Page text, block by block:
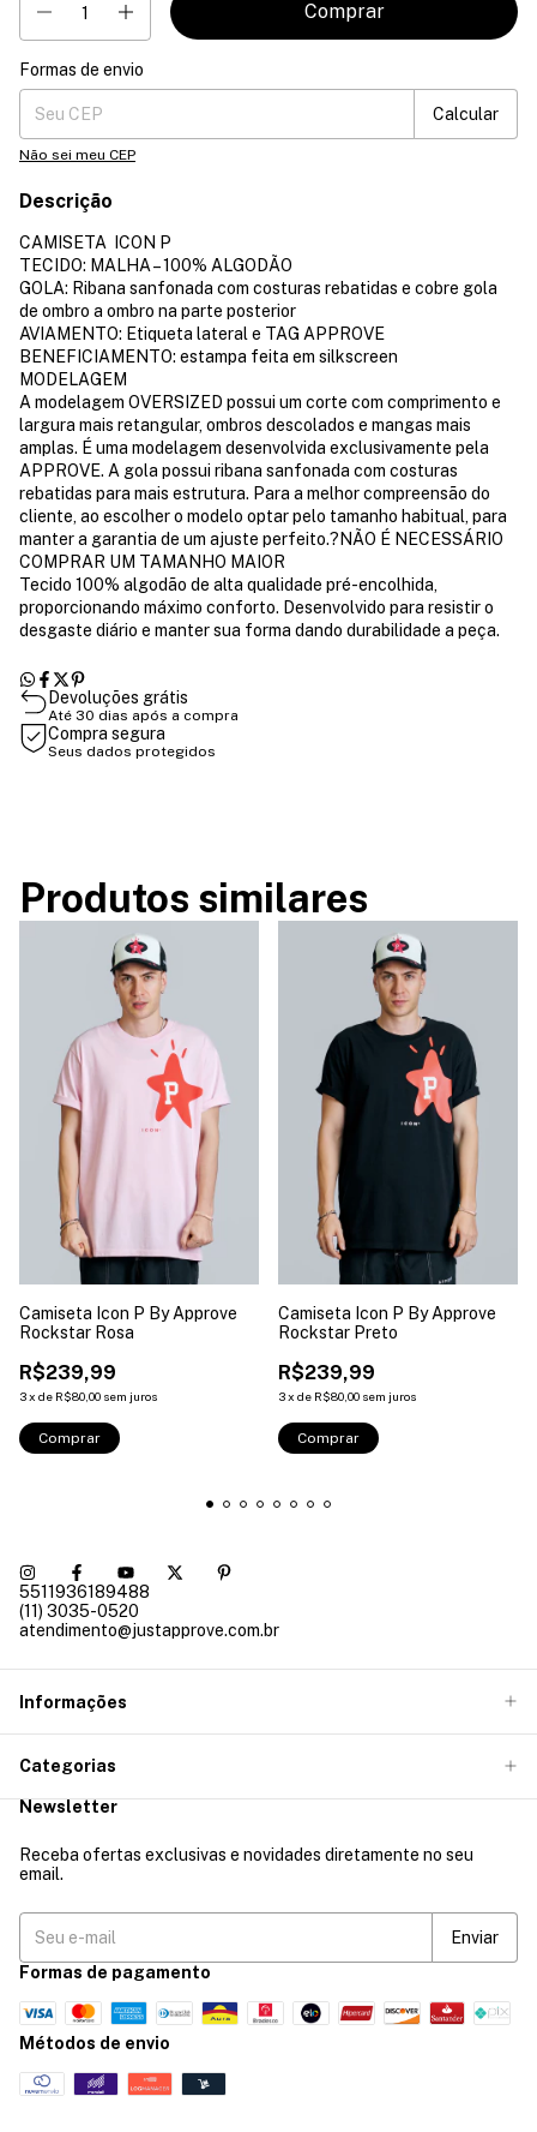
Entregas para o CEP:
Formas de envio
Calcular
Não sei meu CEP
Descrição
CAMISETA ICON P
TECIDO: MALHA – 100% ALGODÃO
GOLA: Ribana sanfonada com costuras rebatidas e cobre gola
de ombro a ombro na parte posterior
AVIAMENTO: Etiqueta lateral e TAG APPROVE
BENEFICIAMENTO: estampa feita em silkscreen
MODELAGEM
A modelagem OVERSIZED possui um corte com comprimento e
largura mais retangular, ombros descolados e mangas mais
amplas. É uma modelagem desenvolvida exclusivamente pela
APPROVE. A gola possui ribana sanfonada com costuras
rebatidas para mais estrutura. Para a melhor compreensão do
cliente, ao escolher o modelo optar pelo tamanho habitual, para
manter a garantia de um ajuste perfeito.?NÃO É NECESSÁRIO
COMPRAR UM TAMANHO MAIOR
Tecido 100% algodão de alta qualidade pré-encolhida,
proporcionando máximo conforto. Desenvolvido para resistir o
desgaste diário e manter sua forma dando durabilidade a peça.
Devoluções grátis
Até 30 dias após a compra
Compra segura
Seus dados protegidos
Produtos similares
Camiseta Icon P By Approve
Rockstar Rosa
R$239,99
3x de R$80,00 sem juros
Comprar
Camiseta Icon P By Approve
Rockstar Preto
R$239,99
3x de R$80,00 sem juros
Comprar
5511936189488
(11) 3035-0520
atendimento@justapprove.com.br
Informações
Categorias
Newsletter
Receba ofertas exclusivas e novidades diretamente no seu
email.
Formas de pagamento
Métodos de envio